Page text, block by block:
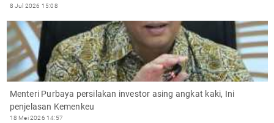
8 Jul 2026 15:08
Menteri Purbaya persilakan investor asing angkat kaki, Ini
penjelasan Kemenkeu
18 Mei 2026 14:57